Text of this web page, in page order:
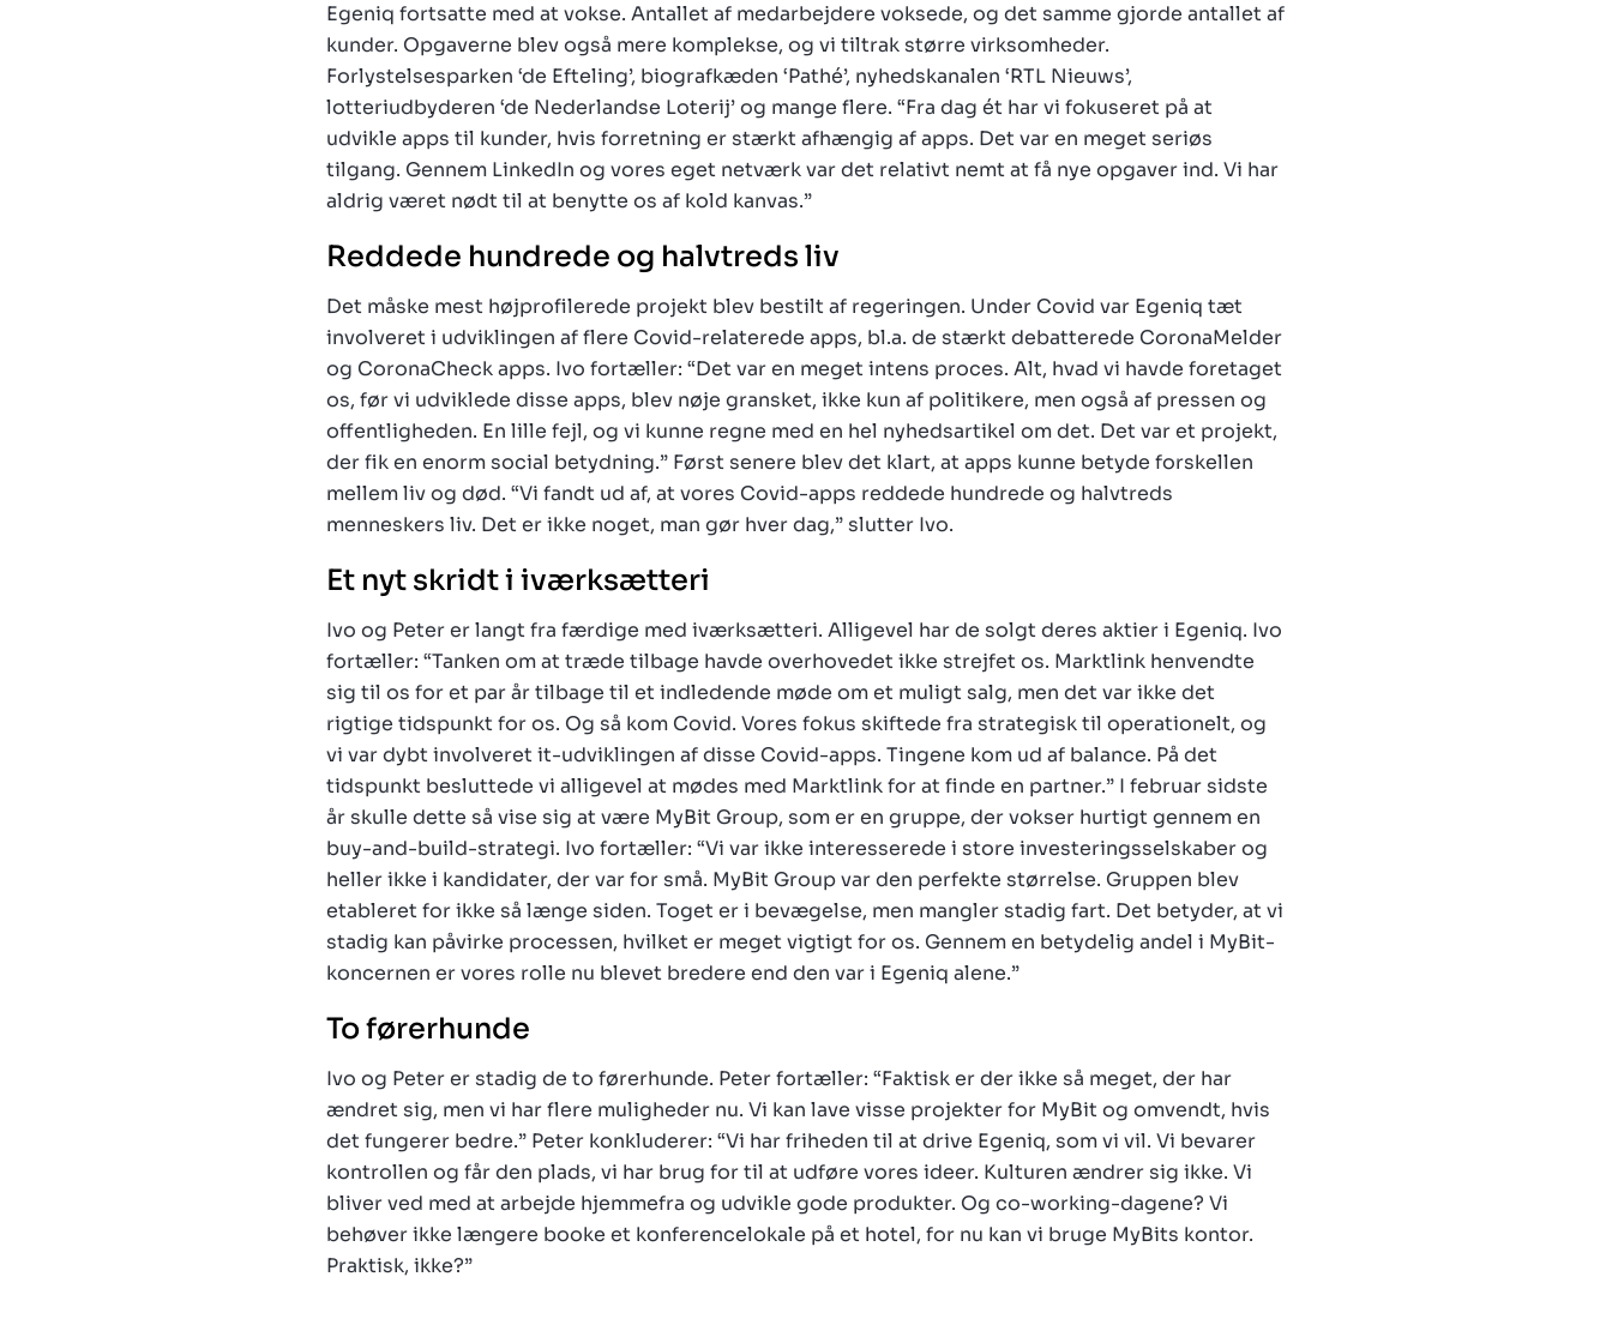
Egeniq fortsatte med at vokse. Antallet af medarbejdere voksede, og det samme gjorde antallet af
kunder. Opgaverne blev også mere komplekse, og vi tiltrak større virksomheder.
Forlystelsesparken ‘de Efteling’, biografkæden ‘Pathé’, nyhedskanalen ‘RTL Nieuws’,
lotteriudbyderen ‘de Nederlandse Loterij’ og mange flere. “Fra dag ét har vi fokuseret på at
udvikle apps til kunder, hvis forretning er stærkt afhængig af apps. Det var en meget seriøs
tilgang. Gennem LinkedIn og vores eget netværk var det relativt nemt at få nye opgaver ind. Vi har
aldrig været nødt til at benytte os af kold kanvas.”
Reddede hundrede og halvtreds liv
Det måske mest højprofilerede projekt blev bestilt af regeringen. Under Covid var Egeniq tæt
involveret i udviklingen af flere Covid-relaterede apps, bl.a. de stærkt debatterede CoronaMelder
og CoronaCheck apps. Ivo fortæller: “Det var en meget intens proces. Alt, hvad vi havde foretaget
os, før vi udviklede disse apps, blev nøje gransket, ikke kun af politikere, men også af pressen og
offentligheden. En lille fejl, og vi kunne regne med en hel nyhedsartikel om det. Det var et projekt,
der fik en enorm social betydning.” Først senere blev det klart, at apps kunne betyde forskellen
mellem liv og død. “Vi fandt ud af, at vores Covid-apps reddede hundrede og halvtreds
menneskers liv. Det er ikke noget, man gør hver dag,” slutter Ivo.
Et nyt skridt i iværksætteri
Ivo og Peter er langt fra færdige med iværksætteri. Alligevel har de solgt deres aktier i Egeniq. Ivo
fortæller: “Tanken om at træde tilbage havde overhovedet ikke strejfet os. Marktlink henvendte
sig til os for et par år tilbage til et indledende møde om et muligt salg, men det var ikke det
rigtige tidspunkt for os. Og så kom Covid. Vores fokus skiftede fra strategisk til operationelt, og
vi var dybt involveret it-udviklingen af disse Covid-apps. Tingene kom ud af balance. På det
tidspunkt besluttede vi alligevel at mødes med Marktlink for at finde en partner.” I februar sidste
år skulle dette så vise sig at være MyBit Group, som er en gruppe, der vokser hurtigt gennem en
buy-and-build-strategi. Ivo fortæller: “Vi var ikke interesserede i store investeringsselskaber og
heller ikke i kandidater, der var for små. MyBit Group var den perfekte størrelse. Gruppen blev
etableret for ikke så længe siden. Toget er i bevægelse, men mangler stadig fart. Det betyder, at vi
stadig kan påvirke processen, hvilket er meget vigtigt for os. Gennem en betydelig andel i MyBit-
koncernen er vores rolle nu blevet bredere end den var i Egeniq alene.”
To førerhunde
Ivo og Peter er stadig de to førerhunde. Peter fortæller: “Faktisk er der ikke så meget, der har
ændret sig, men vi har flere muligheder nu. Vi kan lave visse projekter for MyBit og omvendt, hvis
det fungerer bedre.” Peter konkluderer: “Vi har friheden til at drive Egeniq, som vi vil. Vi bevarer
kontrollen og får den plads, vi har brug for til at udføre vores ideer. Kulturen ændrer sig ikke. Vi
bliver ved med at arbejde hjemmefra og udvikle gode produkter. Og co-working-dagene? Vi
behøver ikke længere booke et konferencelokale på et hotel, for nu kan vi bruge MyBits kontor.
Praktisk, ikke?”